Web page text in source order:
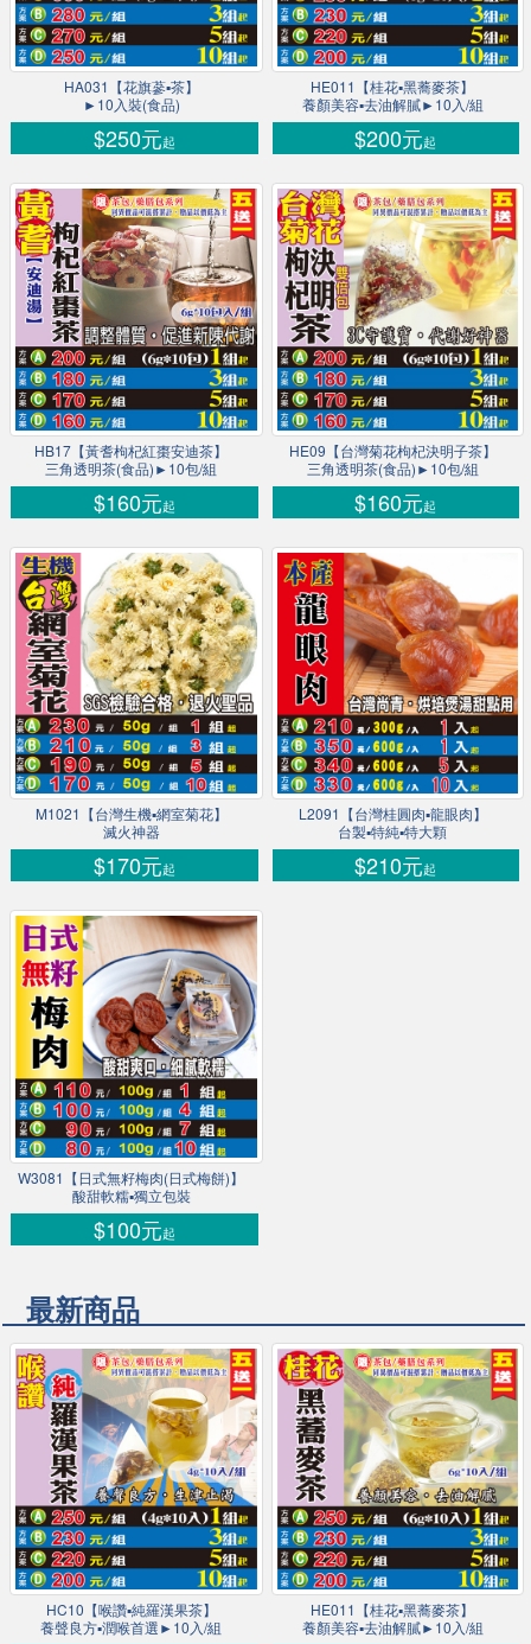
HA031【花旗蔘▪茶】
►10入裝(食品)
$250元起
HE011【桂花▪黑蕎麥茶】
養顏美容▪去油解膩►10入/組
$200元起
HB17【黃耆枸杞紅棗安迪茶】
三角透明茶(食品)►10包/組
$160元起
HE09【台灣菊花枸杞決明子茶】
三角透明茶(食品)►10包/組
$160元起
M1021【台灣生機▪網室菊花】
滅火神器
$170元起
L2091【台灣桂圓肉▪龍眼肉】
台製▪特純▪特大顆
$210元起
W3081【日式無籽梅肉(日式梅餅)】
酸甜軟糯▪獨立包裝
$100元起
最新商品
HC10【喉讚▪純羅漢果茶】
養聲良方▪潤喉首選►10入/組
HE011【桂花▪黑蕎麥茶】
養顏美容▪去油解膩►10入/組